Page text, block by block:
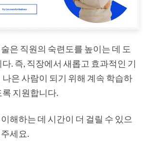
은 직원의 숙련도를 높이는 데 도
. 즉, 직장에서 새롭고 효과적인 기
은 사람이 되기 위해 계속 학습하
록 지원합니다.
해하는 데 시간이 더 걸릴 수 있으
세요.